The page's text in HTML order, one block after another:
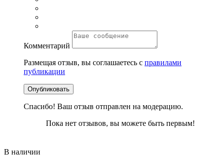
Комментарий
Размещая отзыв, вы соглашаетесь с правилами
публикации
Опубликовать
Спасибо! Ваш отзыв отправлен на модерацию.
Пока нет отзывов, вы можете быть первым!
В наличии